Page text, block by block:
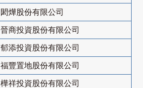
閎燁股份有限公司
晉商投資股份有限公司
郁添投資股份有限公司
福豐置地股份有限公司
樺祥投資股份有限公司